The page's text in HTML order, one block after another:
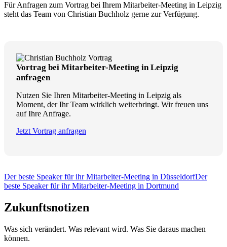
Für Anfragen zum Vortrag bei Ihrem Mitarbeiter-Meeting in Leipzig
steht das Team von Christian Buchholz gerne zur Verfügung.
Vortrag bei Mitarbeiter-Meeting in Leipzig
anfragen
Nutzen Sie Ihren Mitarbeiter-Meeting in Leipzig als
Moment, der Ihr Team wirklich weiterbringt. Wir freuen uns
auf Ihre Anfrage.
Jetzt Vortrag anfragen
Der beste Speaker für ihr Mitarbeiter-Meeting in DüsseldorfDer
beste Speaker für ihr Mitarbeiter-Meeting in Dortmund
Zukunftsnotizen
Was sich verändert. Was relevant wird. Was Sie daraus machen
können.